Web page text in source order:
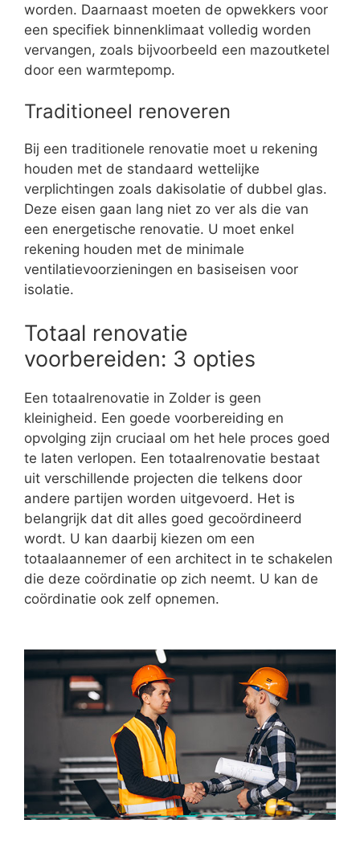
worden. Daarnaast moeten de opwekkers voor
een specifiek binnenklimaat volledig worden
vervangen, zoals bijvoorbeeld een mazoutketel
door een warmtepomp.
Traditioneel renoveren
Bij een traditionele renovatie moet u rekening
houden met de standaard wettelijke
verplichtingen zoals dakisolatie of dubbel glas.
Deze eisen gaan lang niet zo ver als die van
een energetische renovatie. U moet enkel
rekening houden met de minimale
ventilatievoorzieningen en basiseisen voor
isolatie.
Totaal renovatie
voorbereiden: 3 opties
Een totaalrenovatie in Zolder is geen
kleinigheid. Een goede voorbereiding en
opvolging zijn cruciaal om het hele proces goed
te laten verlopen. Een totaalrenovatie bestaat
uit verschillende projecten die telkens door
andere partijen worden uitgevoerd. Het is
belangrijk dat dit alles goed gecoördineerd
wordt. U kan daarbij kiezen om een
totaalaannemer of een architect in te schakelen
die deze coördinatie op zich neemt. U kan de
coördinatie ook zelf opnemen.